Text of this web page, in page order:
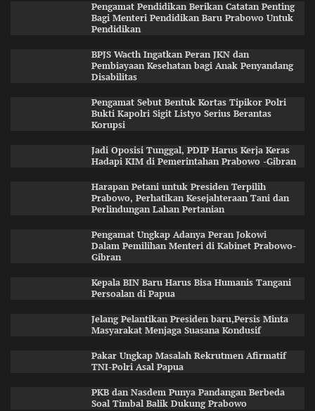
Pengamat Pendidikan Berikan Catatan Penting
Bagi Menteri Pendidikan Baru Prabowo Untuk
Pendidikan
BPJS Wacth Ingatkan Peran JKN dan
Pembiayaan Kesehatan bagi Anak Penyandang
Disabilitas
Pengamat Sebut Bentuk Kortas Tipikor Polri
Bukti Kapolri Sigit Listyo Serius Berantas
Korupsi
Jadi Oposisi Tunggal, PDIP Harus Kerja Keras
Hadapi KIM di Pemerintahan Prabowo -Gibran
Harapan Petani untuk Presiden Terpilih
Prabowo, Perhatikan Kesejahteraan Tani dan
Perlindungan Lahan Pertanian
Pengamat Ungkap Adanya Peran Jokowi
Dalam Pemilihan Menteri di Kabinet Prabowo-
Gibran
Kepala BIN Baru Harus Bisa Humanis Tangani
Persoalan di Papua
Jelang Pelantikan Presiden baru,Persis Minta
Masyarakat Menjaga Suasana Kondusif
Pakar Ungkap Masalah Rekrutmen Afirmatif
TNI-Polri Asal Papua
PKB dan Nasdem Punya Pandangan Berbeda
Soal Timbal Balik Dukung Prabowo